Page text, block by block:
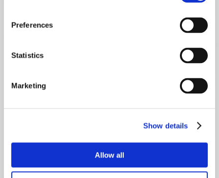
Preferences
Statistics
Marketing
Show details
Allow all
5 passos para fazer uma horta numa
varanda portuguesa